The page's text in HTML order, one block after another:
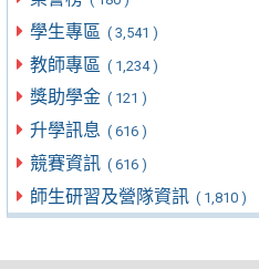
學生專區 ( 3,541 )
教師專區 ( 1,234 )
獎助學金 ( 121 )
升學訊息 ( 616 )
競賽資訊 ( 616 )
師生研習及營隊資訊 ( 1,810 )